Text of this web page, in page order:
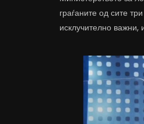
граѓаните од сите
исклучително важни,